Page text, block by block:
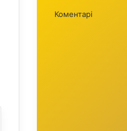
Коментарі